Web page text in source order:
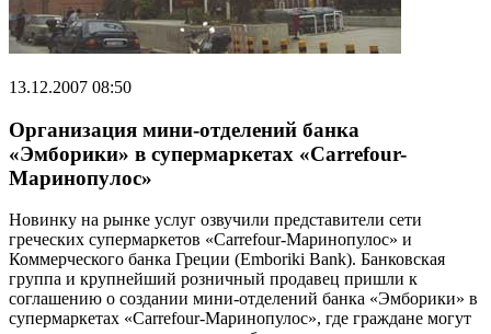
13.12.2007 08:50
Организация мини-отделений банка
«Эмборики» в супермаркетах «Carrefour-
Маринопулос»
Новинку на рынке услуг озвучили представители сети
греческих супермаркетов «Carrefour-Маринопулос» и
Коммерческого банка Греции (Emboriki Bank). Банковская
группа и крупнейший розничный продавец пришли к
соглашению о создании мини-отделений банка «Эмборики» в
супермаркетах «Carrefour-Маринопулос», где граждане могут